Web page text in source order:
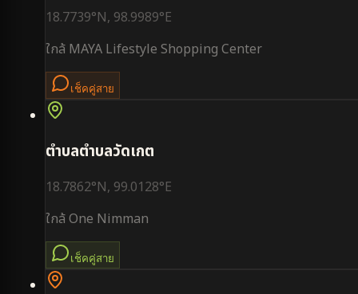
18.7739°N, 98.9989°E
ใกล้ MAYA Lifestyle Shopping Center
เช็คคู่สาย
ตำบลตำบลวัดเกต
18.7862°N, 99.0128°E
ใกล้One Nimman
เช็คคู่สาย